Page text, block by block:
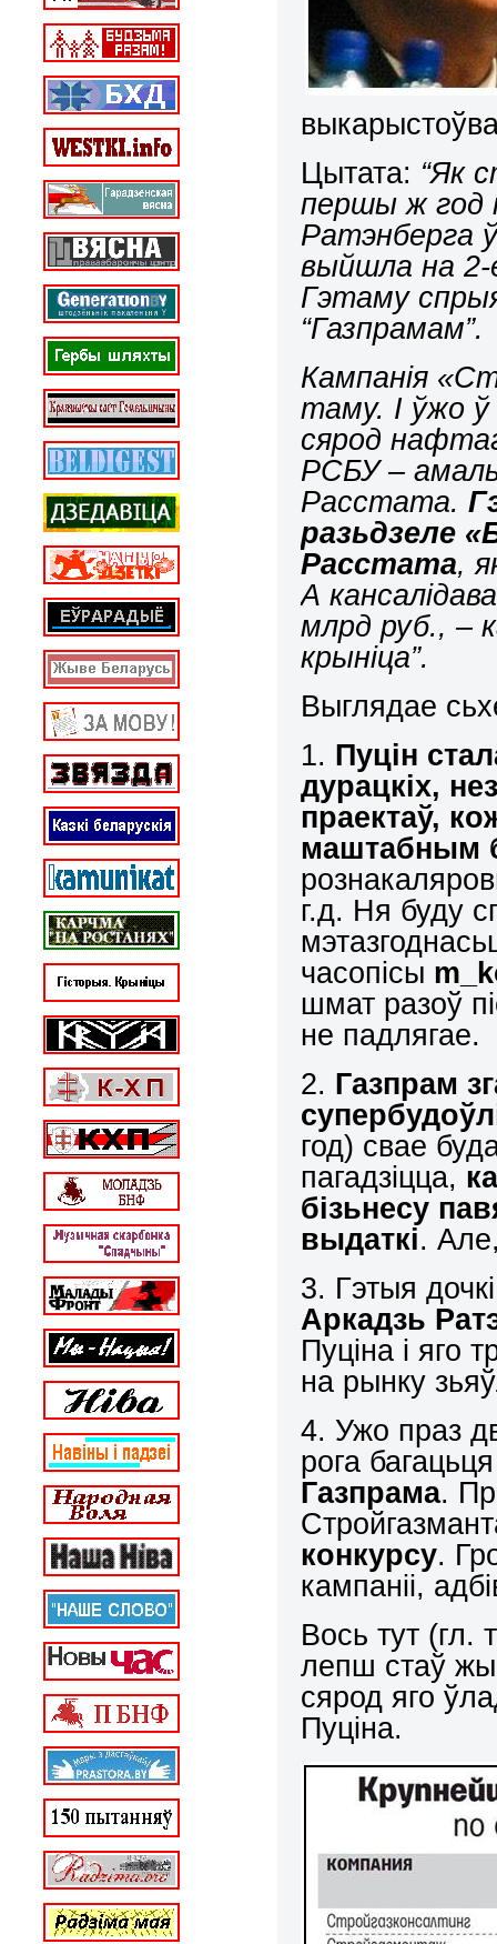
Цытата: “Як
першы ж год
Ратэнберга
выйшла на 2-
Гэтаму
“Газпрамам”.
Кампанія
таму. І ўжо ў
сярод
РСБУ –
Расстата.
разьдзеле
Расстата,
А
млрд руб., –
крыніца”.
Выглядае
1. Пуцін
дурацкіх,
праектаў,
маштабным
г.д. Ня буду
часопісы m
шмат разоў
не падлягае.
2. Газпрам
супер
год) свае
пагадзіцца,
бізьнесу
выдаткі.
3. Гэтыя
Аркадзь
Пуціна і яго
на рынку
4. Ужо праз
рога
Газпрама.
конкурсу.
кампаніі,
Вось тут (гл.
лепш стаў
сярод яго
Пуціна.